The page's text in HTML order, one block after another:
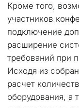
Кроме того,
участников
подключение
расширение
требований при
Исходя из
расчет
оборудования, а